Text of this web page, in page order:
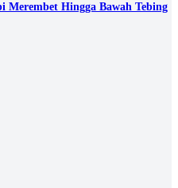
Hingga Bawah Tebing